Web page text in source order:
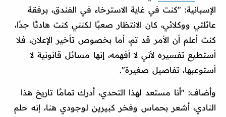
الإسبانية: "كنت في غاية الاسترخاء في الفندق، برفقة
عائلتي ووكلائي، كان الانتظار صعبًا لكنني كنت هادئًا جدًا،
كنت أعلم أن الأمر قد تم، أما بخصوص تأخير الإعلان، فلا
أستطيع تفسيره لأني لا أفهمه، إنها مسائل قانونية لا
أستوعبها، تفاصيل صغيرة".
وأضاف: "أنا مستعد لهذا التحدي، أدرك تمامًا تاريخ هذا
النادي، أشعر بحماس وفخر كبيرين لوجودي هنا، إنه حلم